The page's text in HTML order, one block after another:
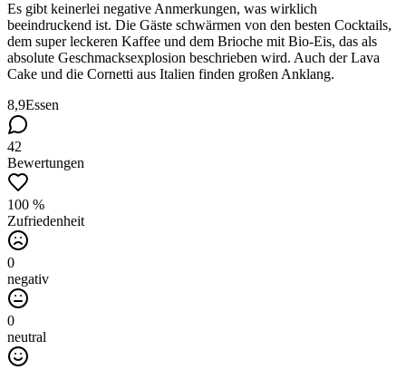
Es gibt keinerlei negative Anmerkungen, was wirklich
beeindruckend ist. Die Gäste schwärmen von den besten Cocktails,
dem super leckeren Kaffee und dem Brioche mit Bio-Eis, das als
absolute Geschmacksexplosion beschrieben wird. Auch der Lava
Cake und die Cornetti aus Italien finden großen Anklang.
8,9Essen
42
Bewertungen
100 %
Zufriedenheit
0
negativ
0
neutral